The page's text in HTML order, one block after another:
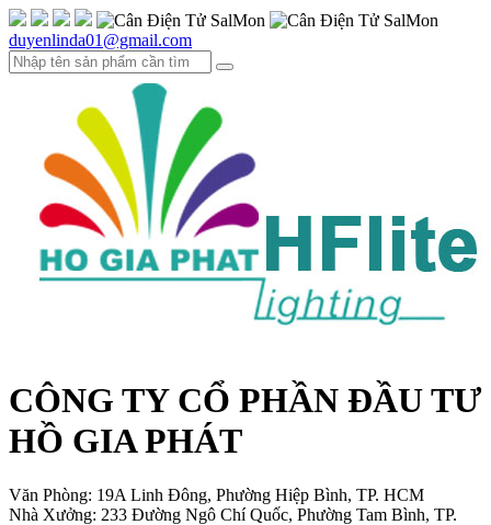
duyenlinda01@gmail.com
CÔNG TY CỔ PHẦN ĐẦU TƯ
HỒ GIA PHÁT
Văn Phòng: 19A Linh Đông, Phường Hiệp Bình, TP. HCM
Nhà Xưởng: 233 Đường Ngô Chí Quốc, Phường Tam Bình, TP.